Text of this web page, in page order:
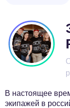
В настоящее
экипажей в